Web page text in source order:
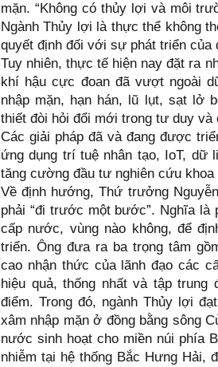
mặn. “Không có thủy lợi và môi
Ngành Thủy lợi là thực thể không
quyết định đối với sự phát triển
Tuy nhiên, thực tế hiện nay đặt ra
khí hậu cực đoan đã vượt ngoài
nhập mặn, hạn hán, lũ lụt, sạt lở
thiết đòi hỏi đổi mới trong tư duy và
Các giải pháp đã và đang được
ứng dụng trí tuệ nhân tạo, IoT, dữ
tăng cường đầu tư nghiên cứu khoa
Về định hướng, Thứ trưởng
phải “đi trước một bước”. Nghĩa là
cấp nước, vùng nào không, để
triển. Ông đưa ra ba trọng tâm
cao nhận thức của lãnh đạo các
hiệu quả, thống nhất và tập
điểm. Trong đó, ngành Thủy lợi
xâm nhập mặn ở đồng bằng sông
nước sinh hoạt cho miền núi phía
nhiễm tại hệ thống Bắc Hưng Hải,